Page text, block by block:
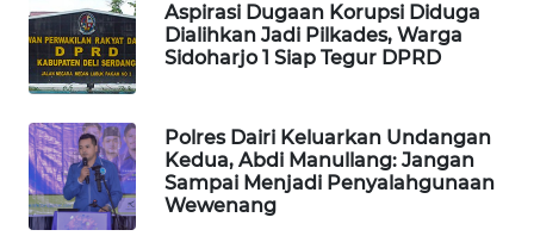
Aspirasi Dugaan Korupsi Diduga
Dialihkan Jadi Pilkades, Warga
Sidoharjo 1 Siap Tegur DPRD
Polres Dairi Keluarkan Undangan
Kedua, Abdi Manullang: Jangan
Sampai Menjadi Penyalahgunaan
Wewenang
HUMBANG
NEWS
GARONGGANG
NEWS
FISUELRI